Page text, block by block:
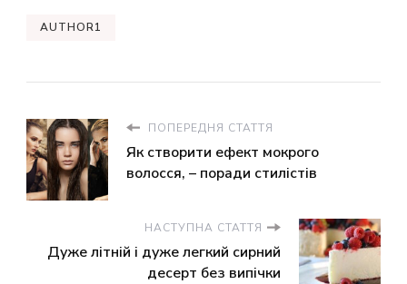
AUTHOR1
ПОПЕРЕДНЯ СТАТТЯ
Як створити ефект мокрого
волосся, – поради стилістів
НАСТУПНА СТАТТЯ
Дуже літній і дуже легкий сирний
десерт без випічки